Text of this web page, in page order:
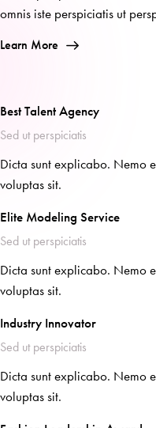
omnis iste perspiciatis ut
Learn More
Best Talent Agency
Sed ut perspiciatis
Dicta sunt explicabo. Nemo
voluptas sit.
Elite Modeling Service
Sed ut perspiciatis
Dicta sunt explicabo. Nemo
voluptas sit.
Industry Innovator
Sed ut perspiciatis
Dicta sunt explicabo. Nemo
voluptas sit.